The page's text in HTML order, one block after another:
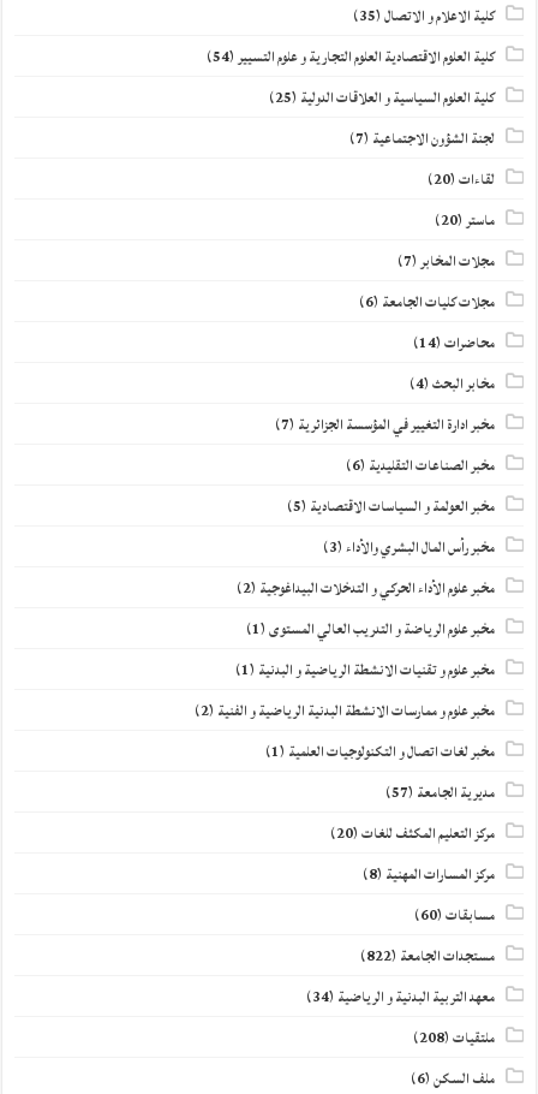
كلية الاعلام و الاتصال(35)
كلية العلوم الاقتصادية العلوم التجارية و علوم التسيير(54)
كلية العلوم السياسية و العلاقات الدولية (25)
لجنة الشؤون الاجتماعية (7)
لقاءات(20)
ماستر(20)
مجلات المخابر(7)
مجلات كليات الجامعة (6)
محاضرات(14)
مخابر البحث(4)
مخبر ادارة التغيير في المؤسسة الجزائرية (7)
مخبر الصناعات التقليدية (6)
مخبر العولمة و السياسات الاقتصادية (5)
مخبر رأس المال البشري والأداء(3)
مخبر علوم الأداء الحركي و التدخلات البيداغوجية (2)
مخبر علوم الرياضة و التدريب العالي المستوى(1)
مخبر علوم و تقنيات الانشطة الرياضية و البدنية (1)
مخبر علوم و ممارسات الانشطة البدنية الرياضية و الفنية (2)
مخبر لغات اتصال و التكنولوجيات العلمية (1)
مديرية الجامعة (57)
مركز التعليم المكثف للغات(20)
مركز المسارات المهنية (8)
مسابقات(60)
مستجدات الجامعة (822)
معهد التربية البدنية و الرياضية (34)
ملتقيات(208)
ملف السكن(6)